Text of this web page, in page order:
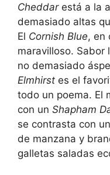
Cheddarestá a la
demasiado altas
El Cornish Blue, en
maravilloso. Sabor
no demasiado
Elmhirst es el
todo un poema. El
con un Shapham
se contrasta con
de manzana y
galletas saladas